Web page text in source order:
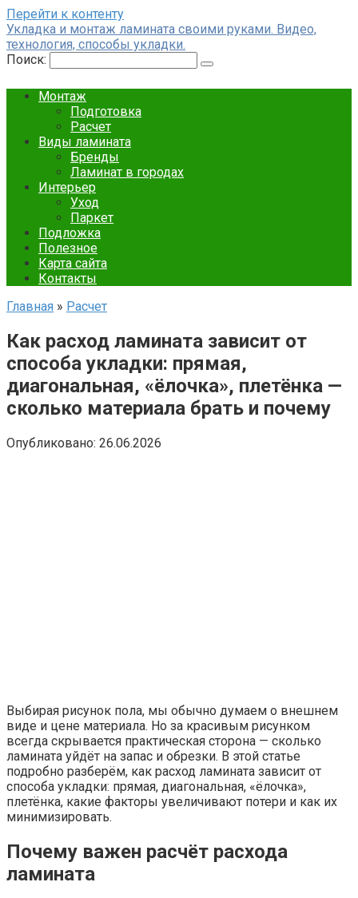
Перейти к контенту
Укладка и монтаж ламината своими руками. Видео,
технология, способы укладки.
Поиск:
Монтаж
Подготовка
Расчет
Виды ламината
Бренды
Ламинат в городах
Интерьер
Уход
Паркет
Подложка
Полезное
Карта сайта
Контакты
Главная » Расчет
Как расход ламината зависит от
способа укладки: прямая,
диагональная, «ёлочка», плетёнка —
сколько материала брать и почему
Опубликовано: 26.06.2026
Выбирая рисунок пола, мы обычно думаем о внешнем
виде и цене материала. Но за красивым рисунком
всегда скрывается практическая сторона — сколько
ламината уйдёт на запас и обрезки. В этой статье
подробно разберём, как расход ламината зависит от
способа укладки: прямая, диагональная, «ёлочка»,
плетёнка, какие факторы увеличивают потери и как их
минимизировать.
Почему важен расчёт расхода
ламината